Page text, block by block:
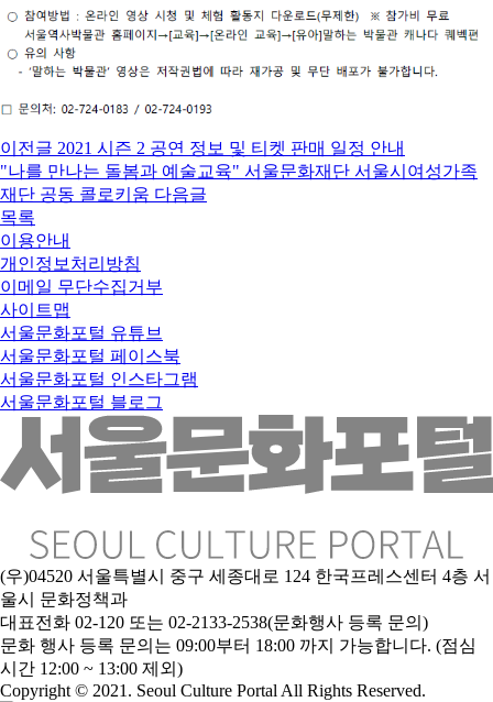
이전글 2021 시즌 2 공연 정보 및 티켓 판매 일정 안내
"나를 만나는 돌봄과 예술교육" 서울문화재단 서울시여성가족
재단 공동 콜로키움 다음글
목록
이용안내
개인정보처리방침
이메일 무단수집거부
사이트맵
서울문화포털 유튜브
서울문화포털 페이스북
서울문화포털 인스타그램
서울문화포털 블로그
(우)04520 서울특별시 중구 세종대로 124 한국프레스센터 4층 서
울시 문화정책과
대표전화 02-120 또는 02-2133-2538(문화행사 등록 문의)
문화 행사 등록 문의는 09:00부터 18:00 까지 가능합니다. (점심
시간 12:00 ~ 13:00 제외)
Copyright © 2021. Seoul Culture Portal All Rights Reserved.